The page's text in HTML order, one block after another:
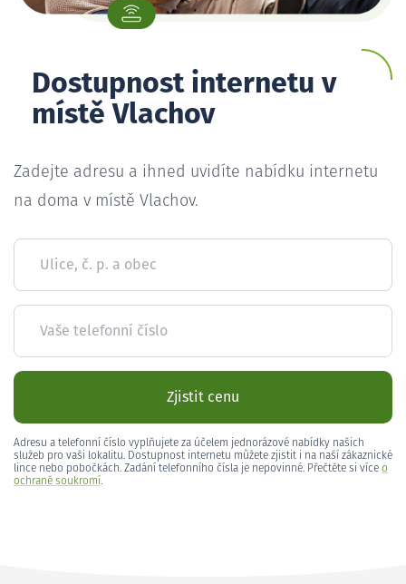
Dostupnost internetu v
místě Vlachov
Zadejte adresu a ihned uvidíte nabídku internetu
na doma v místě Vlachov.
Ulice, č. p. a obec
Vaše telefonní číslo
Zjistit cenu
Adresu a telefonní číslo vyplňujete za účelem jednorázové nabídky našich
služeb pro vaši lokalitu. Dostupnost internetu můžete zjistit i na naší zákaznické
lince nebo pobočkách. Zadání telefonního čísla je nepovinné. Přečtěte si více o
ochraně soukromí.